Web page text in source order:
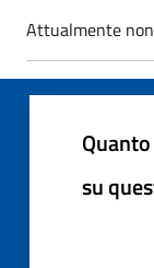
Attualmente
su